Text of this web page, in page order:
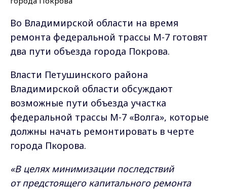
Во Владимирской области на время
ремонта федеральной трассы М-7 готовят
два пути объезда города Покрова.
Власти Петушинского района
Владимирской области обсуждают
возможные пути объезда участка
федеральной трассы М-7 «Волга», которые
должны начать ремонтировать в черте
города Пкорова.
«В целях минимизации последствий
от предстоящего капитального ремонта